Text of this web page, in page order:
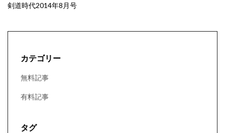
剣道時代2014年8月号
カテゴリー
無料記事
有料記事
タグ